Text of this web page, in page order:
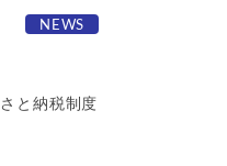
NEWS
と納税制度